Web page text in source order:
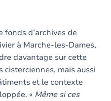
d’archives de
à Marche-les-Dames,
davantage sur cette
cisterciennes, mais aussi
et le contexte
« Même si ces